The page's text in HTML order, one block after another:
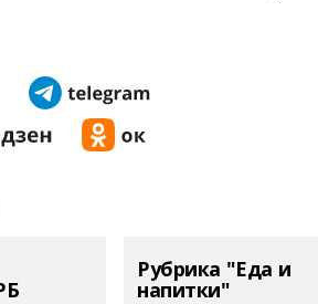
Рубрика "Еда и
напитки"